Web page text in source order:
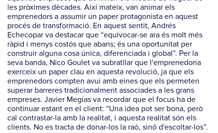
les pròximes dècades. Així mateix, van animar els
emprenedors a assumir un paper protagonista en aquest
procés de transformació. En aquest sentit, Andrés
Echecopar va destacar que “equivocar-se ara és molt més
ràpid i menys costós que abans; és una oportunitat per
construir alguna cosa única, diferenciada i global”. Per la
seva banda, Nico Goulet va subratllar que l'emprenedoria
exerceix un paper clau en aquesta revolució, ja que els
emprenedors compten avui amb eines que els permeten
superar barreres tradicionalment associades a les grans
empreses. Javier Megías va recordar que el focus ha de
continuar estant en el client: “Una idea pot ser bona, però
cal contrastar-la amb la realitat, i aquesta realitat són els
clients. No es tracta de donar-los la raó, sinó d'escoltar-los”.